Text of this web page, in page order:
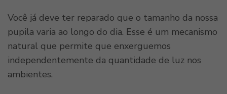
Você já deve ter reparado que o tamanho da nossa
pupila varia ao longo do dia. Esse é um mecanismo
natural que permite que enxerguemos
independentemente da quantidade de luz nos
ambientes.